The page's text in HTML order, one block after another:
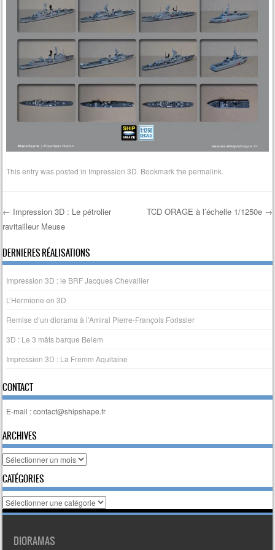
This entry was posted in Impression 3D . Bookmark thepermalink
Post navigation
← Impression 3D : Le pétrolier
ravitailleur Meuse
TCD ORAGE à l’échelle 1/1250e →
DERNIERES RÉALISATIONS
Impression 3D : le BRF Jacques Chevallier
L’Hermione en 3D
Remise d’un diorama à l’Amiral Pierre-François Forissier
3D : Le 3 mâts barque Belem
Impression 3D : La Fremm Aquitaine
CONTACT
E-mail : contact@shipshape.fr
ARCHIVES
Archives
CATÉGORIES
Catégories
DIORAMAS